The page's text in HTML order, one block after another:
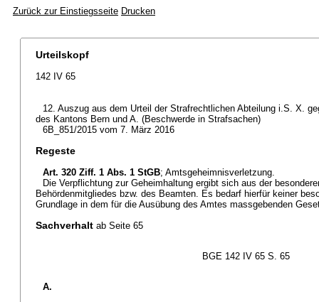
Zurück zur Einstiegsseite Drucken
Urteilskopf
142 IV 65
12. Auszug aus dem Urteil der Strafrechtlichen Abteilung i.S. X.
des Kantons Bern und A. (Beschwerde in Strafsachen)
6B_851/2015 vom 7. März 2016
Regeste
Art. 320 Ziff. 1 Abs. 1 StGB; Amtsgeheimnisverletzung.
Die Verpflichtung zur Geheimhaltung ergibt sich aus der
Behördenmitgliedes bzw. des Beamten. Es bedarf hierfür keiner
Grundlage in dem für die Ausübung des Amtes massgebenden
Sachverhalt ab Seite 65
BGE 142 IV 65 S. 65
A.